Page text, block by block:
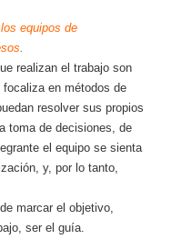
equipos de
.
realizan el trabajo son
en métodos de
resolver sus propios
toma de decisiones, de
el equipo se sienta
y, por lo tanto,
marcar el objetivo,
ser el guía.